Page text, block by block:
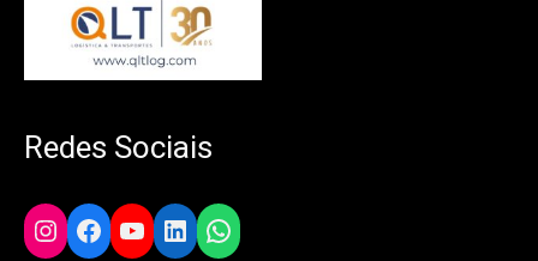
Redes Sociais
Instagram
Facebook
YouTube
LinkedIn
WhatsApp